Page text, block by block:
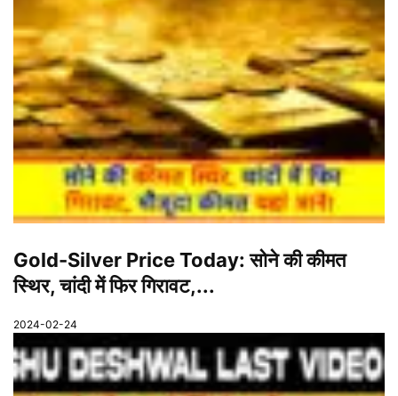
Gold-Silver Price Today: सोने की कीमत
स्थिर, चांदी में फिर गिरावट,...
2024-02-24